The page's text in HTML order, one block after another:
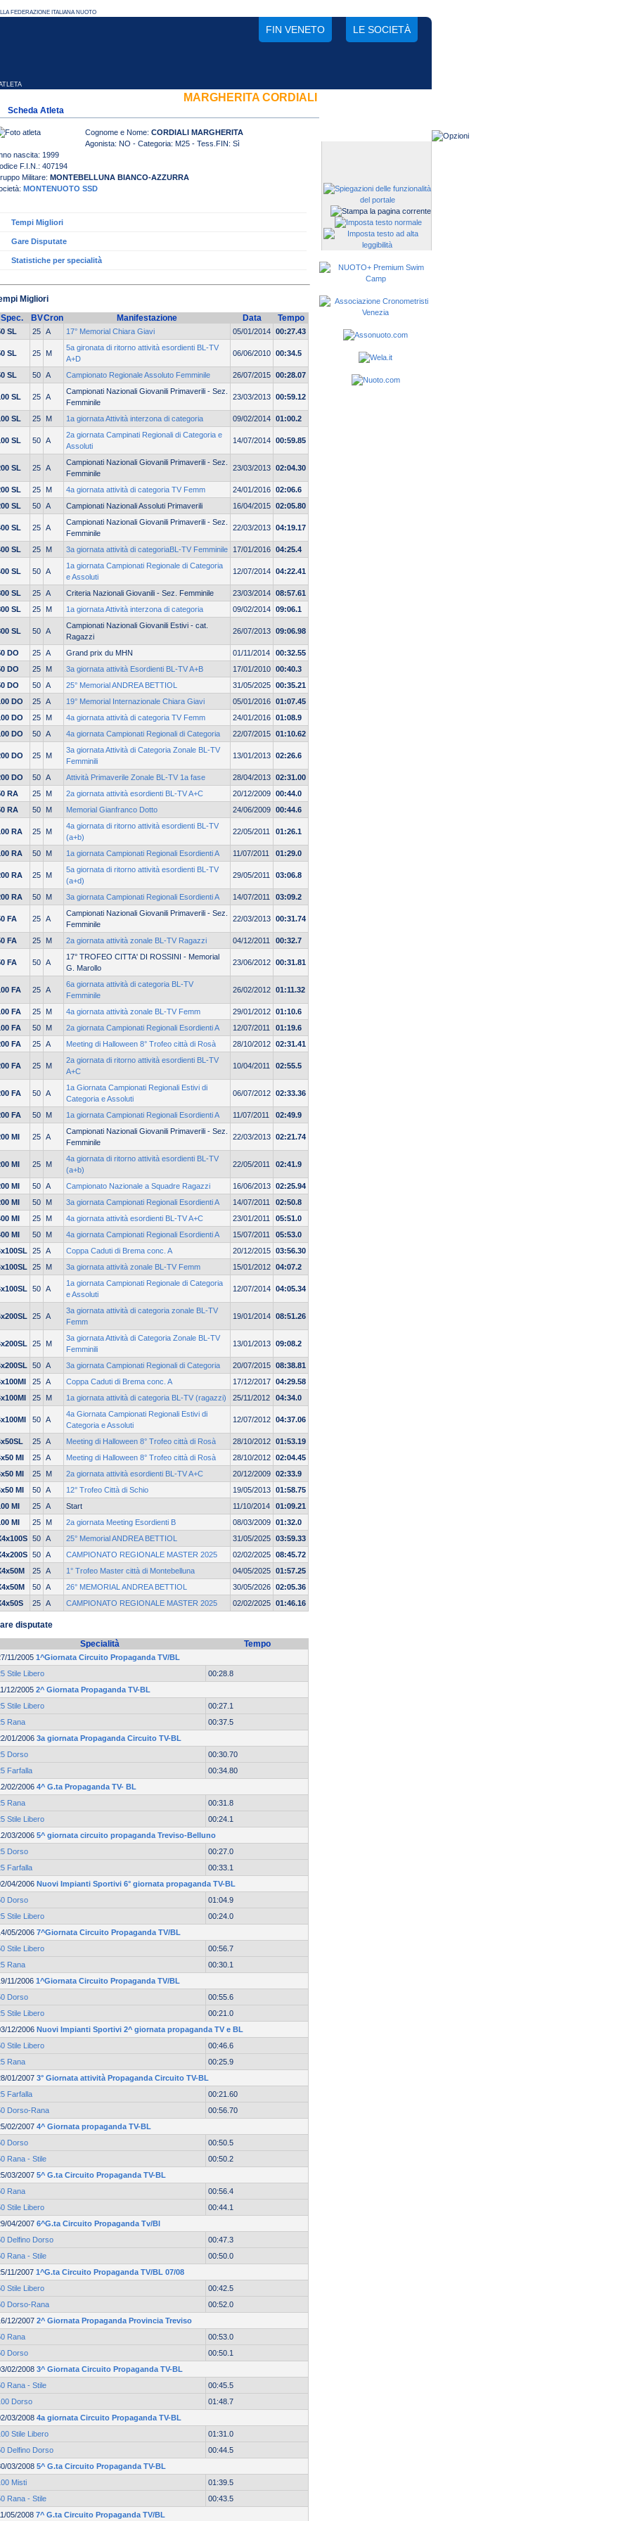
FIN VENETO LE SOCIETÀ
MARGHERITA CORDIALI
Scheda Atleta
Cognome e Nome: CORDIALI MARGHERITA
Agonista: NO - Categoria: M25 - Tess.FIN: Sì
nascita: 1999
F.I.N.: 407194
Militare: MONTEBELLUNA BIANCO-AZZURRA
MONTENUOTO SSD
Tempi Migliori
Gare Disputate
Statistiche per specialità
Migliori
Spec.
BVCron Manifestazione Data Tempo
SL 25 A 17° Memorial Chiara Giavi 05/01/2014 00:27.43
SL 25 M
5a gironata di ritorno attività esordienti BL-TV
A+D
06/06/2010 00:34.5
SL 50 A Campionato Regionale Assoluto Femminile 26/07/2015 00:28.07
SL 25 A
Campionati Nazionali Giovanili Primaverili - Sez.
Femminile
23/03/2013 00:59.12
SL 25 M 1a giornata Attività interzona di categoria 09/02/2014 01:00.2
SL 50 A
2a giornata Campinati Regionali di Categoria e
Assoluti
14/07/2014 00:59.85
SL 25 A
Campionati Nazionali Giovanili Primaverili - Sez.
Femminile
23/03/2013 02:04.30
SL 25 M 4a giornata attività di categoria TV Femm 24/01/2016 02:06.6
SL
50 A Campionati Nazionali Assoluti Primaverili 16/04/2015 02:05.80
SL 25 A
Campionati Nazionali Giovanili Primaverili - Sez.
Femminile
22/03/2013 04:19.17
SL 25 M 3a giornata attività di categoriaBL-TV Femminile 17/01/2016 04:25.4
SL 50 A
1a giornata Campionati Regionale di Categoria
e Assoluti
12/07/2014 04:22.41
SL 25 A Criteria Nazionali Giovanili - Sez. Femminile 23/03/2014 08:57.61
SL
25 M 1a giornata Attività interzona di categoria 09/02/2014 09:06.1
SL 50 A
Campionati Nazionali Giovanili Estivi - cat.
Ragazzi
26/07/2013 09:06.98
DO 25 A Grand prix du MHN 01/11/2014
00:32.55
DO
25 M 3a giornata attività Esordienti BL-TV A+B 17/01/2010 00:40.3
DO
50 A 25° Memorial ANDREA BETTIOL 31/05/2025 00:35.21
DO
25 A 19° Memorial Internazionale Chiara Giavi 05/01/2016 01:07.45
DO
25 M 4a giornata attività di categoria TV Femm 24/01/2016 01:08.9
DO
50 A 4a giornata Campionati Regionali di Categoria 22/07/2015 01:10.62
DO 25 M
3a giornata Attività di Categoria Zonale BL-TV
Femminili
13/01/2013 02:26.6
DO 50 A Attività Primaverile Zonale BL-TV 1a fase 28/04/2013 02:31.00
RA
25 M 2a giornata attività esordienti BL-TV A+C 20/12/2009 00:44.0
RA
50 M Memorial Gianfranco Dotto 24/06/2009 00:44.6
RA 25 M
4a giornata di ritorno attività esordienti BL-TV
(a+b)
22/05/2011 01:26.1
RA 50 M 1a giornata Campionati Regionali Esordienti A 11/07/2011 01:29.0
RA 25 M
5a giornata di ritorno attività esordienti BL-TV
(a+d)
29/05/2011 03:06.8
RA 50 M 3a giornata Campionati Regionali Esordienti A 14/07/2011 03:09.2
FA 25 A
Campionati Nazionali Giovanili Primaverili - Sez.
Femminile
22/03/2013 00:31.74
FA 25 M 2a giornata attività zonale BL-TV Ragazzi 04/12/2011 00:32.7
FA 50 A
17° TROFEO CITTA' DI ROSSINI - Memorial
G. Marollo
23/06/2012 00:31.81
FA 25 A
6a giornata attività di categoria BL-TV
Femminile
26/02/2012 01:11.32
FA 25 M 4a giornata attività zonale BL-TV Femm 29/01/2012 01:10.6
FA
50 M 2a giornata Campionati Regionali Esordienti A 12/07/2011
01:19.6
FA
25 A Meeting di Halloween 8° Trofeo città di Rosà 28/10/2012 02:31.41
FA 25 M
2a giornata di ritorno attività esordienti BL-TV
A+C
10/04/2011 02:55.5
FA 50 A
1a Giornata Campionati Regionali Estivi di
Categoria e Assoluti
06/07/2012 02:33.36
FA 50 M 1a giornata Campionati Regionali Esordienti A 11/07/2011 02:49.9
MI 25 A
Campionati Nazionali Giovanili Primaverili - Sez.
Femminile
22/03/2013 02:21.74
MI 25 M
4a giornata di ritorno attività esordienti BL-TV
(a+b)
22/05/2011 02:41.9
MI 50 A Campionato Nazionale a Squadre Ragazzi 16/06/2013 02:25.94
MI
50 M 3a giornata Campionati Regionali Esordienti A 14/07/2011
02:50.8
MI
25 M 4a giornata attività esordienti BL-TV A+C 23/01/2011
05:51.0
MI
50 M 4a giornata Campionati Regionali Esordienti A 15/07/2011
05:53.0
25 A Coppa Caduti di Brema conc. A 20/12/2015 03:56.30
25 M 3a giornata attività zonale BL-TV Femm 15/01/2012 04:07.2
50 A
1a giornata Campionati Regionale di Categoria
e Assoluti
12/07/2014 04:05.34
25 A
3a giornata attività di categoria zonale BL-TV
Femm
19/01/2014 08:51.26
25 M
3a giornata Attività di Categoria Zonale BL-TV
Femminili
13/01/2013 09:08.2
50 A 3a giornata Campionati Regionali di Categoria 20/07/2015 08:38.81
25 A Coppa Caduti di Brema conc. A 17/12/2017 04:29.58
25 M 1a giornata attività di categoria BL-TV (ragazzi) 25/11/2012 04:34.0
50 A
4a Giornata Campionati Regionali Estivi di
Categoria e Assoluti
12/07/2012 04:37.06
25 A Meeting di Halloween 8° Trofeo città di Rosà 28/10/2012 01:53.19
MI
25 A Meeting di Halloween 8° Trofeo città di Rosà 28/10/2012 02:04.45
MI
25 M 2a giornata attività esordienti BL-TV A+C 20/12/2009 02:33.9
MI
50 A 12° Trofeo Città di Schio 19/05/2013 01:58.75
MI
25 A Start 11/10/2014
01:09.21
MI
25 M 2a giornata Meeting Esordienti B 08/03/2009 01:32.0
50 A 25° Memorial ANDREA BETTIOL 31/05/2025 03:59.33
50 A CAMPIONATO REGIONALE MASTER 2025 02/02/2025 08:45.72
25 A 1° Trofeo Master città di Montebelluna 04/05/2025 01:57.25
50 A 26° MEMORIAL ANDREA BETTIOL 30/05/2026 02:05.36
25 A CAMPIONATO REGIONALE MASTER 2025 02/02/2025 01:46.16
disputate
Specialità
Tempo
11/2005 1^Giornata Circuito Propaganda TV/BL
Stile Libero
00:28.8
12/2005 2^ Giornata Propaganda TV-BL
Stile Libero
00:27.1
Rana
00:37.5
01/2006 3a giornata Propaganda Circuito TV-BL
Dorso
00:30.70
Farfalla
00:34.80
02/2006 4^ G.ta Propaganda TV- BL
Rana
00:31.8
Stile Libero
00:24.1
03/2006 5^ giornata circuito propaganda Treviso-Belluno
Dorso
00:27.0
Farfalla
00:33.1
04/2006 Nuovi Impianti Sportivi 6° giornata propaganda TV-BL
Dorso
01:04.9
Stile Libero
00:24.0
05/2006 7^Giornata Circuito Propaganda TV/BL
Stile Libero
00:56.7
Rana
00:30.1
11/2006 1^Giornata Circuito Propaganda TV/BL
Dorso
00:55.6
Stile Libero
00:21.0
12/2006 Nuovi Impianti Sportivi 2^ giornata propaganda TV e BL
Stile Libero
00:46.6
Rana
00:25.9
01/2007 3° Giornata attività Propaganda Circuito TV-BL
Farfalla
00:21.60
Dorso-Rana
00:56.70
02/2007 4^ Giornata propaganda TV-BL
Dorso
00:50.5
Rana - Stile
00:50.2
03/2007 5^ G.ta Circuito Propaganda TV-BL
Rana
00:56.4
Stile Libero
00:44.1
04/2007 6^G.ta Circuito Propaganda Tv/Bl
Delfino Dorso
00:47.3
Rana - Stile
00:50.0
11/2007 1^G.ta Circuito Propaganda TV/BL 07/08
Stile Libero
00:42.5
Dorso-Rana
00:52.0
12/2007 2^ Giornata Propaganda Provincia Treviso
Rana
00:53.0
Dorso
00:50.1
02/2008 3^ Giornata Circuito Propaganda TV-BL
Rana - Stile
00:45.5
Dorso
01:48.7
03/2008 4a giornata Circuito Propaganda TV-BL
Stile Libero
01:31.0
Delfino Dorso
00:44.5
03/2008 5^ G.ta Circuito Propaganda TV-BL
Misti
01:39.5
Rana - Stile
00:43.5
05/2008 7^ G.ta Circuito Propaganda TV/BL